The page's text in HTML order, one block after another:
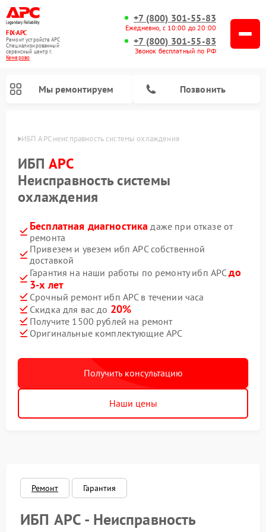
FIX-APC
Ремонт устройств APC
Специализированный
cервисный центр г.
Кемерово
+7 (800) 301-55-83
Ежедневно, с 10:00 до 20:00
+7 (800) 301-55-83
Звонок бесплатный по РФ
Мы ремонтируем Позвонить
ИБП APC неисправность системы охлаждения
ИБП APC
Неисправность системы
охлаждения
Бесплатная диагностика даже при отказе от
ремонта
Привезем и увезем ибп APC собственной
доставкой
Гарантия на наши работы по ремонту ибп APCдо
3-х лет
Срочный ремонт ибп APC в течении часа
Скидка для вас до 20%
Получите 1500 рублей на ремонт
Оригинальные комплектующие APC
Получить консультацию
Наши цены
Ремонт Гарантия
ИБП APC - Неисправность